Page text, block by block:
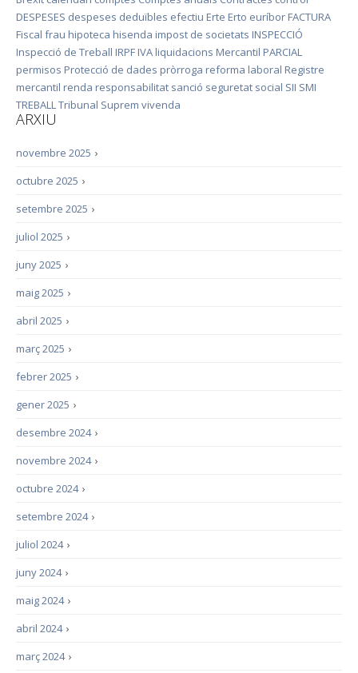
DESPESES despeses deduïbles efectiu Erte Erto euríbor FACTURA
Fiscal frau hipoteca hisenda impost de societats INSPECCIÓ
Inspecció de Treball IRPF IVA liquidacions Mercantil PARCIAL
permisos Protecció de dades pròrroga reforma laboral Registre
mercantil renda responsabilitat sanció seguretat social SII SMI
TREBALLTribunal Suprem vivenda
ARXIU
›
novembre 2025
›
octubre 2025
›
setembre 2025
›
juliol 2025
›
juny 2025
›
maig 2025
›
abril 2025
›
març 2025
›
febrer 2025
›
gener 2025
›
desembre 2024
›
novembre 2024
›
octubre 2024
›
setembre 2024
›
juliol 2024
›
juny 2024
›
maig 2024
›
abril 2024
›
març 2024